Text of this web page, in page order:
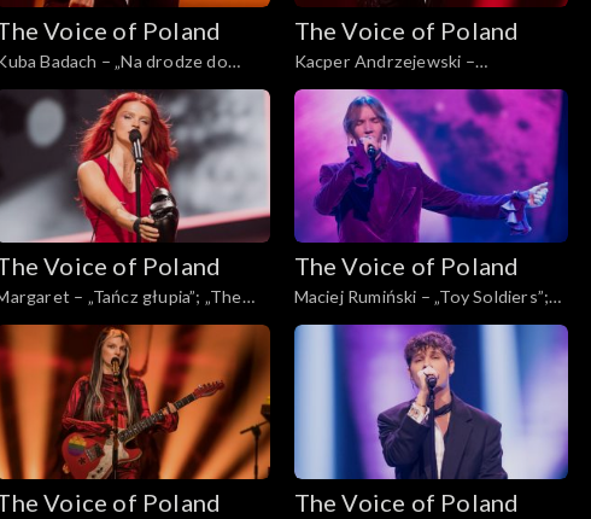
Voice of Poland
Badach – „Na drodze do
wspomnień”; „The Voice of
Poland”, Finał, 30 listopada 2024
The Voice of Poland
Kacper Andrzejewski –
„Yesterday”; „The Voice of Poland”,
Live, 23 listopada 2024
Voice of Poland
– „Tańcz głupia”; „The
Voice of Poland”, Live, 23 listopada
The Voice of Poland
Maciej Rumiński – „Toy Soldiers”;
„The Voice of Poland”, Live, 23
listopada 2024
Voice of Poland The Voice of Poland